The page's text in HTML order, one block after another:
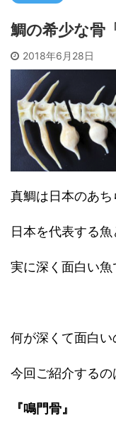
鯛の希少な骨
2018年6月28日
真鯛は日本のあち
日本を代表する
実に深く面白い魚
何が深くて面白い
今回ご紹介する
『鳴門骨』